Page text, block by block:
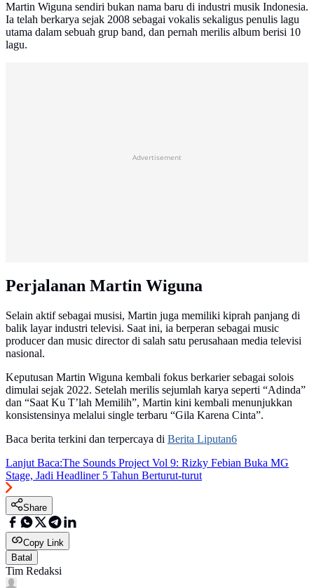
Martin Wiguna sendiri bukan nama baru di industri musik Indonesia.
Ia telah berkarya sejak 2008 sebagai vokalis sekaligus penulis lagu
utama dalam sebuah grup band, dan pernah merilis album berisi 10
lagu.
Advertisement
Perjalanan Martin Wiguna
Selain aktif sebagai musisi, Martin juga memiliki kiprah panjang di
balik layar industri televisi. Saat ini, ia berperan sebagai music
producer dan music director di salah satu perusahaan media televisi
nasional.
Keputusan Martin Wiguna kembali fokus berkarier sebagai solois
dimulai sejak 2022. Setelah merilis sejumlah karya seperti “Adinda”
dan “Saat Ku T’lah Memilih”, Martin kini kembali menunjukkan
konsistensinya melalui single terbaru “Gila Karena Cinta”.
Baca berita terkini dan terpercaya di Berita Liputan6
Lanjut Baca:The Sounds Project Vol 9: Rizky Febian Buka MG
Stage, Jadi Headliner 5 Tahun Berturut-turut
Share
Copy Link
Batal
Tim Redaksi